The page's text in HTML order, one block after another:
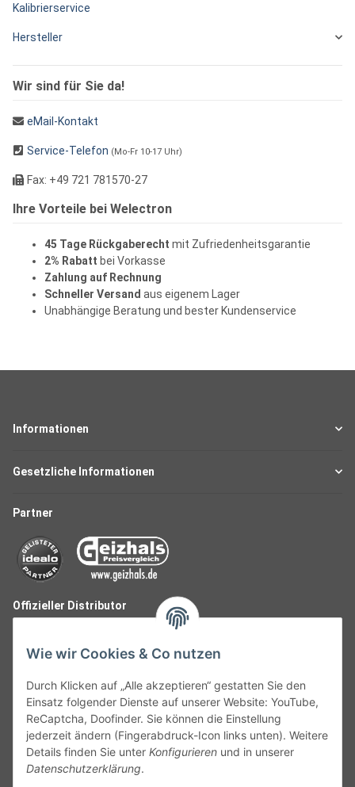
Kalibrierservice
Hersteller
Wir sind für Sie da!
eMail-Kontakt
Service-Telefon (Mo-Fr 10-17 Uhr)
Fax: +49 721 781570-27
Ihre Vorteile bei Welectron
45 Tage Rückgaberecht mit Zufriedenheitsgarantie
2% Rabatt bei Vorkasse
Zahlung auf Rechnung
Schneller Versand aus eigenem Lager
Unabhängige Beratung und bester Kundenservice
Informationen
Gesetzliche Informationen
Partner
Offizieller Distributor
Wie wir Cookies & Co nutzen
Durch Klicken auf „Alle akzeptieren“ gestatten Sie den
Einsatz folgender Dienste auf unserer Website: YouTube,
ReCaptcha, Doofinder. Sie können die Einstellung
jederzeit ändern (Fingerabdruck-Icon links unten). Weitere
Details finden Sie unter Konfigurieren und in unserer
Datenschutzerklärung.